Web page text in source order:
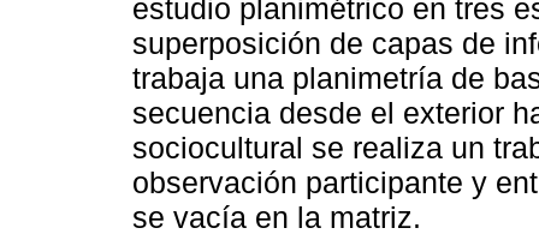
estudio planimétrico en tres
superposición de capas de
trabaja una planimetría de
secuencia desde el exterior
sociocultural se realiza un
observación participante y
se vacía en la matriz.